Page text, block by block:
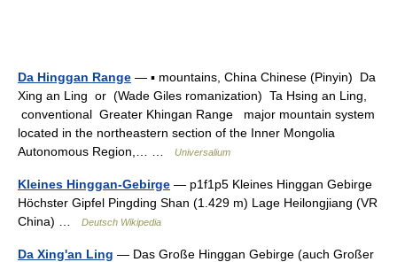
Da Hinggan Range — ▪ mountains, China Chinese (Pinyin) Da
Xing an Ling or (Wade Giles romanization) Ta Hsing an Ling,
conventional Greater Khingan Range major mountain system
located in the northeastern section of the Inner Mongolia
Autonomous Region,… …
Universalium
Kleines Hinggan-Gebirge — p1f1p5 Kleines Hinggan Gebirge
Höchster Gipfel Pingding Shan (1.429 m) Lage Heilongjiang (VR
China) …
Deutsch Wikipedia
Da Xing'an Ling — Das Große Hinggan Gebirge (auch Großer